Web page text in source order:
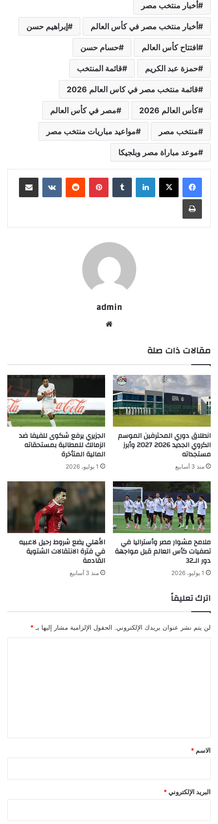
أخبار منتخب مصر
أخبار منتخب مصر في كأس العالم إبراهيم حسن
افتتاح كأس العالم حسام حسن
حمزة عبد الكريم قائمة المنتخب
قائمة منتخب مصر في كاس العالم 2026
كأس العالم 2026 مصر في كأس العالم
منتخب مصر مواعيد مباريات منتخب مصر
موعد مباراة مصر وبلجيكا
لينكدإن بينتيريست مشاركة عبر البريد
طباعة
admin
مقالات ذات صلة
انطلاق دوري المحترفين الموسم
الكروي الجديد 2026 2027 وأبرز
مستجداته
منذ 3 أسابيع
الجزيري يرفع شكوى للفيفا ضد
الزمالك للمطالبة بمستحقاته
المالية المتأخرة
1 يوليو، 2026
ملامح مشوار مصر وأستراليا في
تصفيات كأس العالم قبل مواجهة
دور الـ32
1 يوليو، 2026
الأهلي يضع شروط رحيل لاعبيه
في فترة الانتقالات الشتوية
القادمة
منذ 3 أسابيع
اترك تعليقاً
لن يتم نشر عنوان بريدك الإلكتروني. الحقول الإلزامية مشار إليها بـ *
*
الاسم *
البريد الإلكتروني *